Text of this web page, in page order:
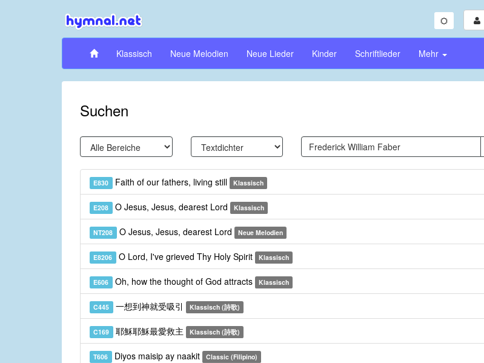
Klassisch Neue Melodien Neue Lieder Kinder Schriftlieder Mehr
Suchen
E830 Faith of our fathers, living still Klassisch
E208 O Jesus, Jesus, dearest Lord Klassisch
NT208 O Jesus, Jesus, dearest Lord Neue Melodien
E8206 O Lord, I've grieved Thy Holy Spirit Klassisch
E606 Oh, how the thought of God attracts Klassisch
C445 一想到神就受吸引 Klassisch (詩歌)
C169 耶穌耶穌最愛救主 Klassisch (詩歌)
T606 Diyos maisip ay naakit Classic (Filipino)